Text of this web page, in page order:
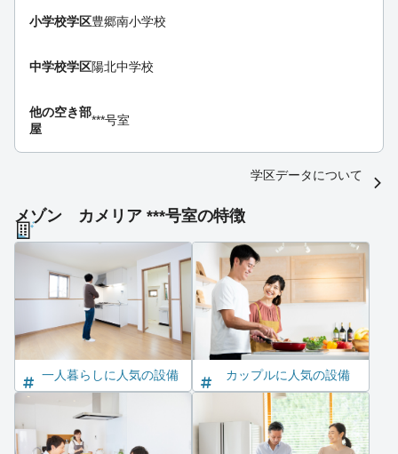
小学校学区豊郷南小学校
中学校学区陽北中学校
他の空き部
屋
***号室
学区データについて
メゾン カメリア ***号室の特徴
一人暮らしに人気の設備 カップルに人気の設備